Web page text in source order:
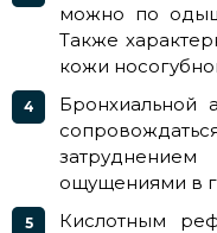
можно по
Также
кожи
Бронхиальной
ощущениями в
Кислотным